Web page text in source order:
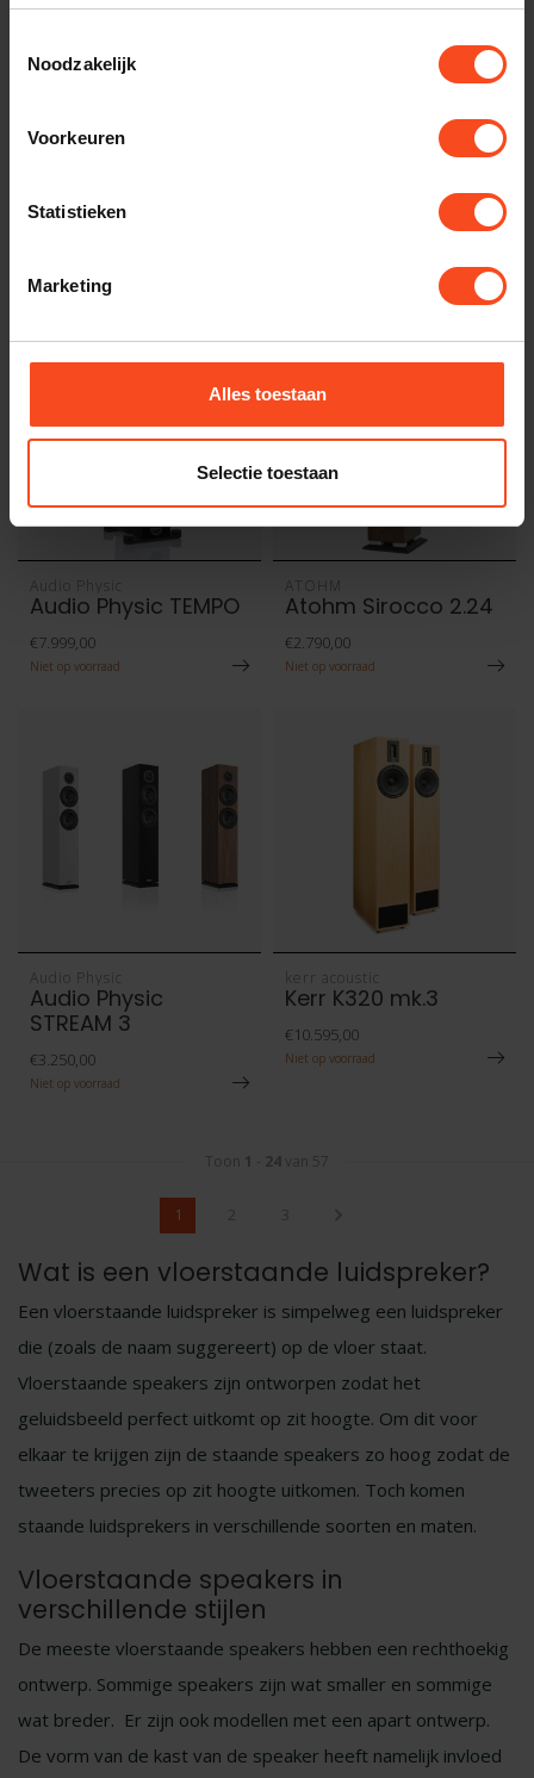
Noodzakelijk
Voorkeuren
Statistieken
Marketing
Alles toestaan
Selectie toestaan
€4.990,00
Kef Reference 3
Audio Physic
Audio Physic TEMPO
€7.999,00
Niet op voorraad
ATOHM
Atohm Sirocco 2.24
€2.790,00
Niet op voorraad
Audio Physic
Audio Physic
STREAM 3
€3.250,00
Niet op voorraad
kerr acoustic
Kerr K320 mk.3
€10.595,00
Niet op voorraad
Toon 1 24
1 3
Wat is een vloerstaande luidspreker?
Een vloerstaande luidspreker is simpelweg een luidspreker
die (zoals de naam suggereert) op de vloer staat.
Vloerstaande speakers zijn ontworpen zodat het
geluidsbeeld perfect uitkomt op zit hoogte. Om dit voor
elkaar te krijgen zijn de staande speakers zo hoog zodat de
tweeters precies op zit hoogte uitkomen. Toch komen
staande luidsprekers in verschillende soorten en maten.
Vloerstaande speakers in
verschillende stijlen
De meeste vloerstaande speakers hebben een rechthoekig
ontwerp. Sommige speakers zijn wat smaller en sommige
wat breder. Er zijn ook modellen met een apart ontwerp.
De vorm van de kast van de speaker heeft namelijk invloed